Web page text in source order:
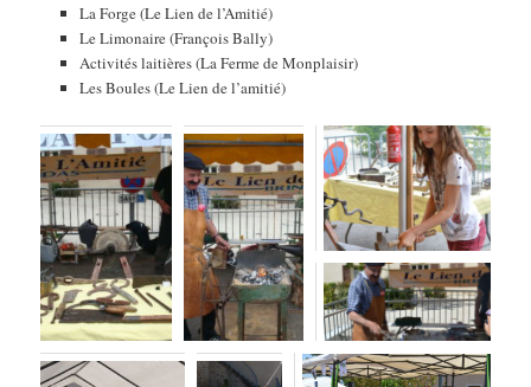
La Forge (Le Lien de l’Amitié)
Le Limonaire (François Bally)
Activités laitières (La Ferme de Monplaisir)
Les Boules (Le Lien de l’amitié)